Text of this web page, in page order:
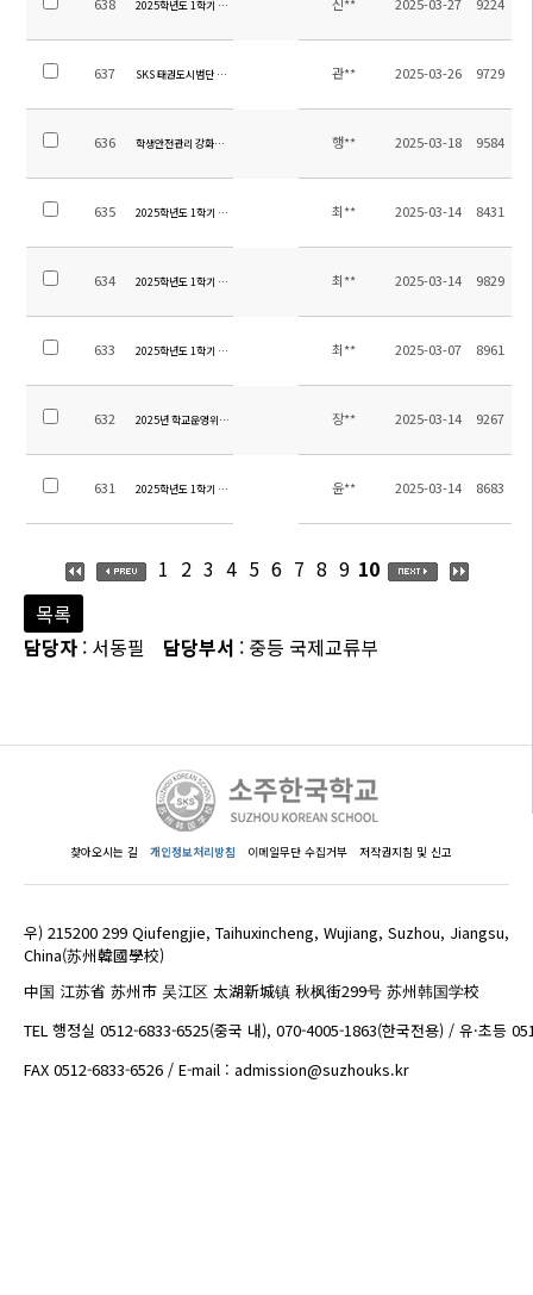
2025학년도 1학기 초등 수행평가 계획 안내(1~3학년)
637 SKS 태권도시범단 발대식 안내 관** 2025-03-26 9729
636 학생안전관리 강화를 위한 학교 출입제한 안내 행** 2025-03-18 9584
635 2025학년도 1학기 중등 자기주도학습 개강 및 석식비 납부 안내
최** 2025-03-14 8431
634 2025학년도 1학기 중등 방과후학교 개강 및 석식비 납부 안내
최** 2025-03-14 9829
633 2025학년도 1학기 중등 방과후학교 및 자기주도학습 신청 안내
최** 2025-03-07 8961
632 2025년 학교운영위원회 교원위원 당선 안내 장** 2025-03-14 9267
631 2025학년도 1학기 초등 방과후학교 수강료 납부 안내
윤** 2025-03-14 8683
1 2 3 4 5 6 7 8 9 10
목록
담당자 : 서동필 담당부서 : 중등 국제교류부
찾아오시는 길 개인정보처리방침 이메일무단 수집거부 저작권지침 및 신고
우) 215200 299 Qiufengjie, Taihuxincheng, Wujiang, Suzhou, Jiangsu,
China(苏州韓國學校)
中国 江苏省 苏州市 吴江区 太湖新城镇 秋枫街299号 苏州韩国学校
TEL 행정실 0512-6833-6525(중국 내), 070-4005-1863(한국전용) / 유·초등
FAX 0512-6833-6526 / E-mail : admission@suzhouks.kr